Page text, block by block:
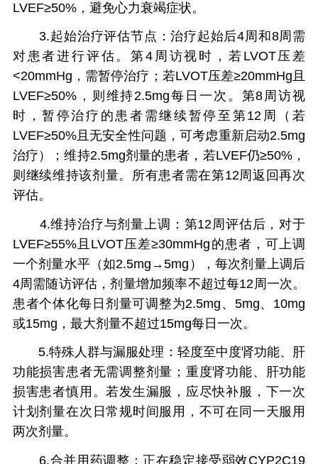
LVEF≥50%，避免心力衰竭症状。
3.起始治疗评估节点：治疗起始后4周和8周需
对患者进行评估。第4周访视时，若LVOT压差
<20mmHg，需暂停治疗；若LVOT压差≥20mmHg且
LVEF≥50%，则维持2.5mg每日一次。第8周访视
时，暂停治疗的患者需继续暂停至第12周（若
LVEF≥50%且无安全性问题，可考虑重新启动2.5mg
治疗）；维持2.5mg剂量的患者，若LVEF仍≥50%，
则继续维持该剂量。所有患者需在第12周返回再次
评估。
4.维持治疗与剂量上调：第12周评估后，对于
LVEF≥55%且LVOT压差≥30mmHg的患者，可上调
一个剂量水平（如2.5mg→5mg），每次剂量上调后
4周需随访评估，剂量增加频率不超过每12周一次。
患者个体化每日剂量可调整为2.5mg、5mg、10mg
或15mg，最大剂量不超过15mg每日一次。
5.特殊人群与漏服处理：轻度至中度肾功能、肝
功能损害患者无需调整剂量；重度肾功能、肝功能
损害患者慎用。若发生漏服，应尽快补服，下一次
计划剂量在次日常规时间服用，不可在同一天服用
两次剂量。
6.合并用药调整：正在稳定接受弱效CYP2C19